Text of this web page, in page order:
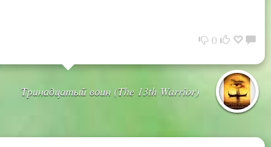
0
Тринадцатый воин (The 13th Warrior)